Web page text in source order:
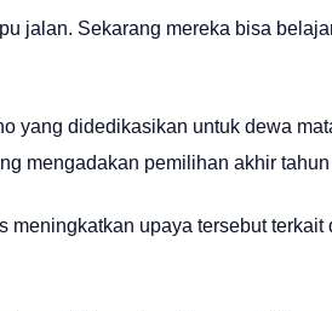
jalan. Sekarang mereka bisa
yang didedikasikan untuk dewa
mengadakan pemilihan akhir
meningkatkan upaya tersebut terkait